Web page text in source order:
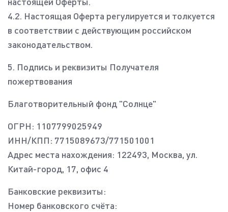
4.2. Настоящая Оферта регулируется и толкуется
в соответствии с действующим российском
законодательством.
5. Подпись и реквизиты Получателя
пожертвования
Благотворительный фонд "Солнце"
ОГРН: 1107799025949
ИНН/КПП: 7715089673/771501001
Адрес места нахождения: 122493, Москва, ул.
Китай-город, 17, офис 4
Банковские реквизиты:
Номер банковского счёта: